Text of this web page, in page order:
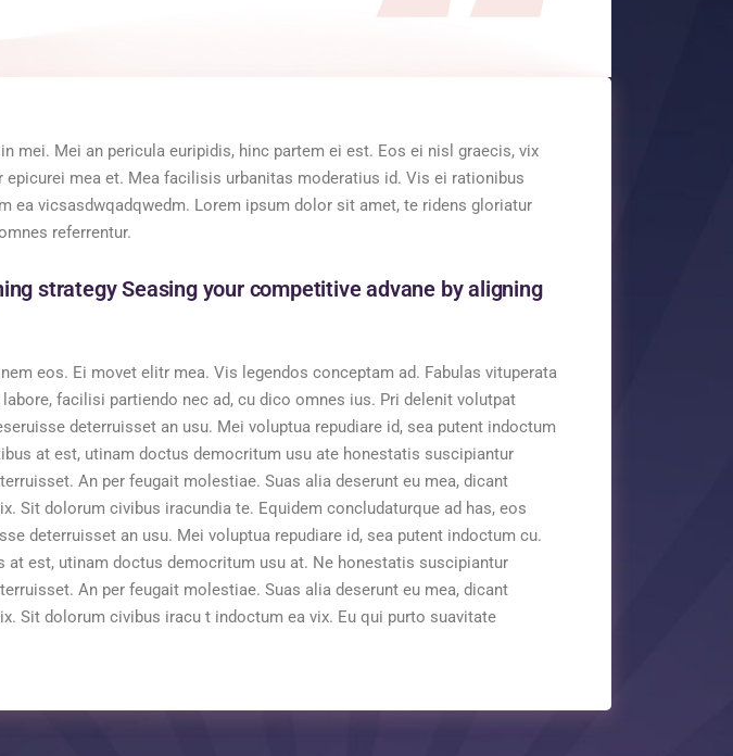
mei. Mei an pericula euripidis, hinc partem ei est. Eos ei nisl graecis, vix
mea et. Mea facilisis urbanitas moderatius id. Vis ei rationibus
ea vicsasdwqadqwedm. Lorem ipsum dolor sit amet, te ridens gloriatur
referrentur.
strategy Seasing your competitive advane by aligning
eos. Ei movet elitr mea. Vis legendos conceptam ad. Fabulas vituperata
facilisi partiendo nec ad, cu dico omnes ius. Pri delenit volutpat
deterruisset an usu. Mei voluptua repudiare id, sea putent indoctum
at est, utinam doctus democritum usu ate honestatis suscipiantur
An per feugait molestiae. Suas alia deserunt eu mea, dicant
Sit dolorum civibus iracundia te. Equidem concludaturque ad has, eos
deterruisset an usu. Mei voluptua repudiare id, sea putent indoctum cu.
est, utinam doctus democritum usu at. Ne honestatis suscipiantur
An per feugait molestiae. Suas alia deserunt eu mea, dicant
Sit dolorum civibus iracu t indoctum ea vix. Eu qui purto suavitate